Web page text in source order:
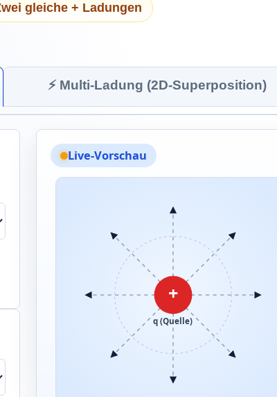
gleiche + Ladungen
⚡ Multi-Ladung (2D-Superposition)
Live-Vorschau
+
q (Quelle)